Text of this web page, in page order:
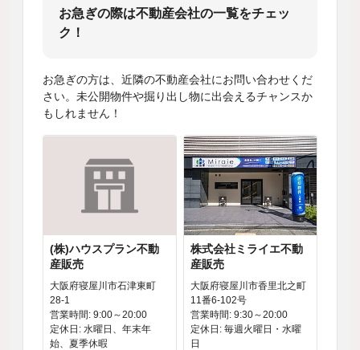
お急ぎの際は不動産会社の一覧をチェッ
ク！
お急ぎの方は、近隣の不動産会社にお問い合わせくだ
さい。未公開物件や掘り出し物に出会えるチャンスか
もしれません！
(株)ハウスプラン不動
産販売
大阪府寝屋川市石津東町
28-1
営業時間: 9:00～20:00
定休日: 水曜日、年末年
始、夏季休暇
株式会社ミライエ不動
産販売
大阪府寝屋川市香里北之町
11番6-102号
営業時間: 9:30～20:00
定休日: 毎週火曜日・水曜
日